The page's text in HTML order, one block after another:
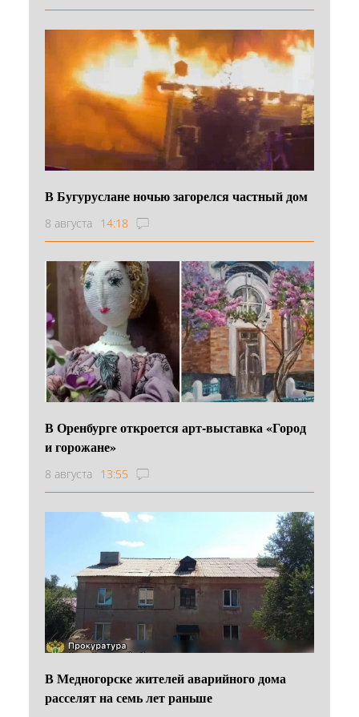
В Бугуруслане ночью загорелся частный дом
8 августа 14:18
В Оренбурге откроется арт-выставка «Город
и горожане»
8 августа 13:55
В Медногорске жителей аварийного дома
расселят на семь лет раньше